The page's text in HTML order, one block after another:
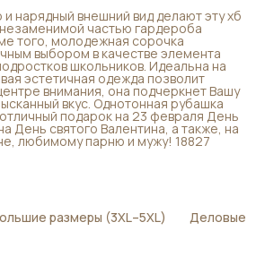
нарядный внешний вид делают эту хб
частью гардероба
того, молодежная сорочка
выбором в качестве элемента
школьников. Идеальна на
эстетичная одежда позволит
внимания, она подчеркнет Вашу
вкус. Однотонная рубашка
подарок на 23 февраля День
День святого Валентина, а также, на
любимому парню и мужу! 18827
размеры (3XL–5XL) Деловые